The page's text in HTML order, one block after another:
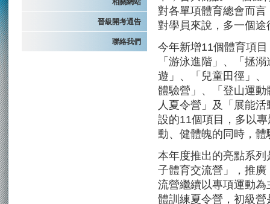
相關網站
晉級開考通告
聯絡我們
對各單項體育總會而
對學員來說，多一個
今年新增11個體育項
「游泳進階」、「拯
遊」、「兒童田徑」
體驗營」、「登山運
人夏令營」及「展能
設的11個項目，多以
動、健體魄的同時，
本年度推出的亮點系
子體育交流營」，推
流營繼續以專項運動
體訓練夏令營，初級